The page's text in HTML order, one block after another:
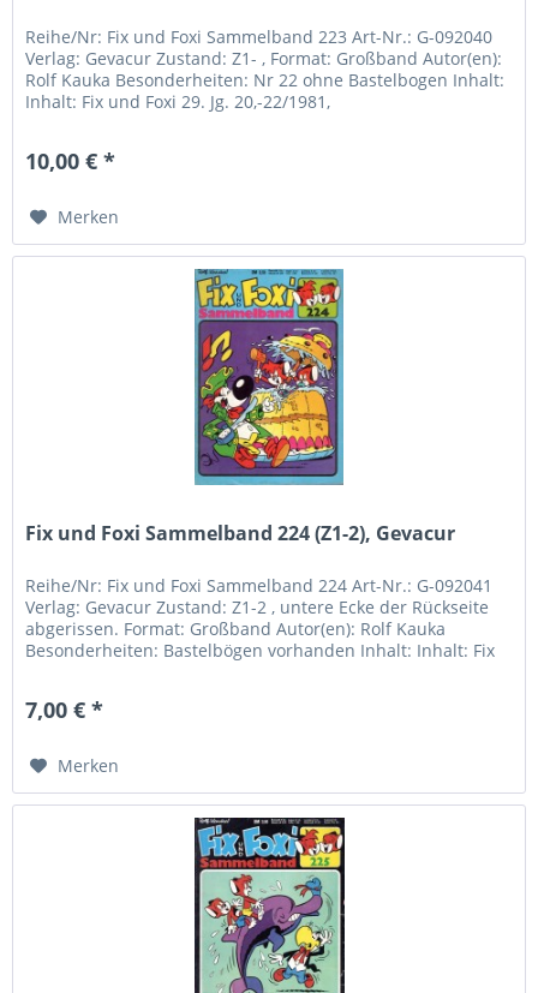
Reihe/Nr: Fix und Foxi Sammelband 223 Art-Nr.: G-092040
Verlag: Gevacur Zustand: Z1- , Format: Großband Autor(en):
Rolf Kauka Besonderheiten: Nr 22 ohne Bastelbogen Inhalt:
Inhalt: Fix und Foxi 29. Jg. 20,-22/1981,
10,00 € *
Merken
Fix und Foxi Sammelband 224 (Z1-2), Gevacur
Reihe/Nr: Fix und Foxi Sammelband 224 Art-Nr.: G-092041
Verlag: Gevacur Zustand: Z1-2 , untere Ecke der Rückseite
abgerissen. Format: Großband Autor(en): Rolf Kauka
Besonderheiten: Bastelbögen vorhanden Inhalt: Inhalt: Fix
7,00 € *
Merken